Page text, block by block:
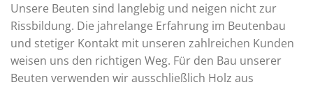
Unsere Beuten sind langlebig und neigen nicht zur
Rissbildung. Die jahrelange Erfahrung im Beutenbau
und stetiger Kontakt mit unseren zahlreichen Kunden
weisen uns den richtigen Weg. Für den Bau unserer
Beuten verwenden wir ausschließlich Holz aus